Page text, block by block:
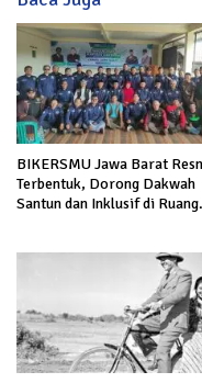
BIKERSMU Jawa Barat
Terbentuk, Dorong Dakwah
Santun dan Inklusif di Ruang